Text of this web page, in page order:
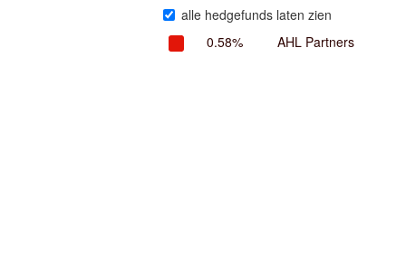
alle hedgefunds laten zien
0.58%
AHL Partners